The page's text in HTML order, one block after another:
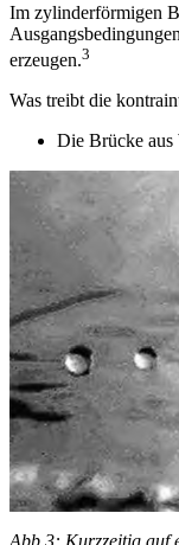
Im zylinderförmigen
erzeugen.3
Was treibt die
Die Brücke aus